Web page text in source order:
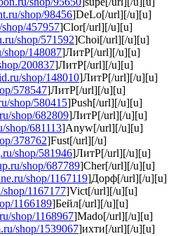
shop/98456]DeLo[/url][/u][u]
457957]Clor[/url][/u][u]
shop/571592]Choi[/url][/u][u]
shop/148087]ЛитР[/url][/u][u]
200837]ЛитР[/url][/u][u]
shop/148010]ЛитР[/url][/u][u]
578547]ЛитР[/url][/u][u]
shop/580415]Push[/url][/u][u]
shop/682809]ЛитР[/url][/u][u]
shop/681113]Anyw[/url][/u][u]
378762]Fust[/url][/u]
shop/581946]ЛитР[/url][/u][u]
shop/687789]Cher[/url][/u][u]
shop/1167119]Дорф[/url][/u][u]
1167177]Vict[/url][/u][u]
1166189]Бейл[/url][/u][u]
shop/1168967]Mado[/url][/u][u]
shop/1539067]ихти[/url][/u][u]